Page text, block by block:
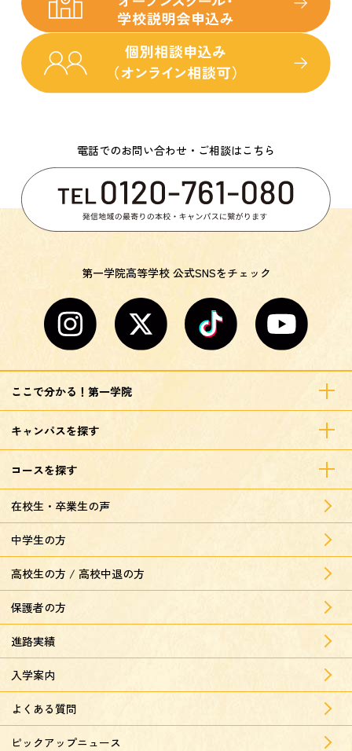
電話でのお問い合わせ・ご相談はこちら
第一学院高等学校 公式SNSをチェック
ここで分かる！第一学院
キャンパスを探す
コースを探す
在校生・卒業生の声
中学生の方
高校生の方 / 高校中退の方
保護者の方
進路実績
入学案内
よくある質問
ピックアップニュース